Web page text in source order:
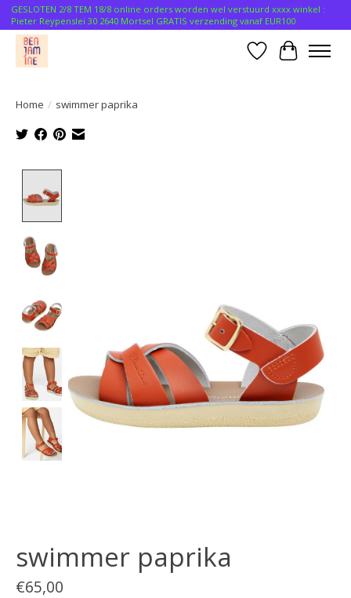
GESLOTEN 2/8 TEM 18/8 online orders worden wel verstuurd xxxx winkel :
Pieter Reypenslei 30 2640 Mortsel GRATIS verzending vanaf EUR100
Verlanglijst
Home / swimmer paprika
swimmer paprika
€65,00